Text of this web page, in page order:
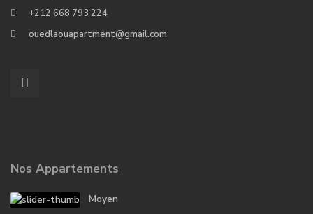
+212 668 793 224
ouedlaouapartment@gmail.com
Nos Appartements
Moyen